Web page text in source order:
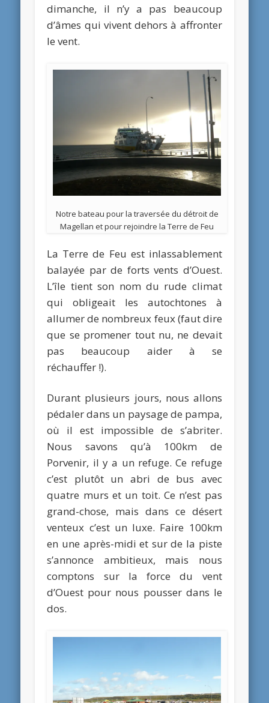
dimanche, il n’y a pas beaucoup
d’âmes qui vivent dehors à affronter
le vent.
Notre bateau pour la traversée du détroit de
Magellan et pour rejoindre la Terre de Feu
La Terre de Feu est inlassablement
balayée par de forts vents d’Ouest.
L’île tient son nom du rude climat
qui obligeait les autochtones à
allumer de nombreux feux (faut dire
que se promener tout nu, ne devait
pas beaucoup aider à se
réchauffer !).
Durant plusieurs jours, nous allons
pédaler dans un paysage de pampa,
où il est impossible de s’abriter.
Nous savons qu’à 100km de
Porvenir, il y a un refuge. Ce refuge
c’est plutôt un abri de bus avec
quatre murs et un toit. Ce n’est pas
grand-chose, mais dans ce désert
venteux c’est un luxe. Faire 100km
en une après-midi et sur de la piste
s’annonce ambitieux, mais nous
comptons sur la force du vent
d’Ouest pour nous pousser dans le
dos.